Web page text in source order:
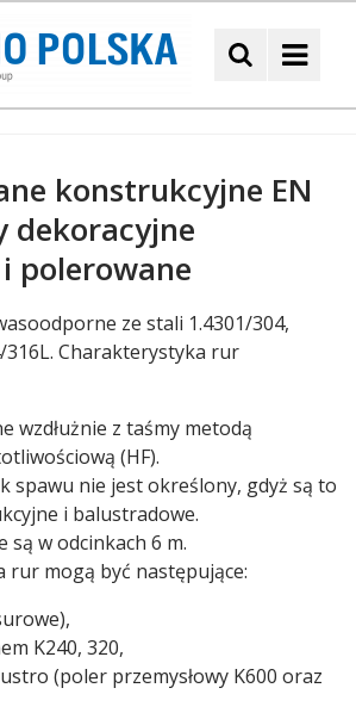
konstrukcyjne EN
dekoracyjne
polerowane
ze stali 1.4301/304,
316L. Charakterystyka rur
wzdłużnie z taśmy metodą
(HF).
spawu nie jest określony, gdyż są to
i balustradowe.
są w odcinkach 6 m.
rur mogą być następujące:
K240, 320,
(poler przemysłowy K600 oraz